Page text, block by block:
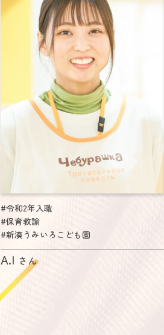
#令和2年入職
#保育教諭
#新湊うみいろこども園
A.I さん